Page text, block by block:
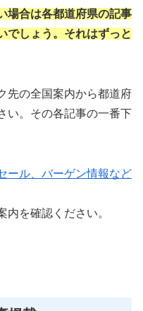
場合は各都道府県の記事
でしょう。それはずっと
先の全国案内から都道府
い。その各記事の一番下
ール、バーゲン情報など
を確認ください。